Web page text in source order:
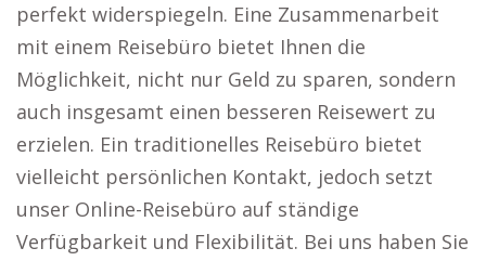
perfekt widerspiegeln. Eine Zusammenarbeit
mit einem Reisebüro bietet Ihnen die
Möglichkeit, nicht nur Geld zu sparen, sondern
auch insgesamt einen besseren Reisewert zu
erzielen. Ein traditionelles Reisebüro bietet
vielleicht persönlichen Kontakt, jedoch setzt
unser Online-Reisebüro auf ständige
Verfügbarkeit und Flexibilität. Bei uns haben Sie